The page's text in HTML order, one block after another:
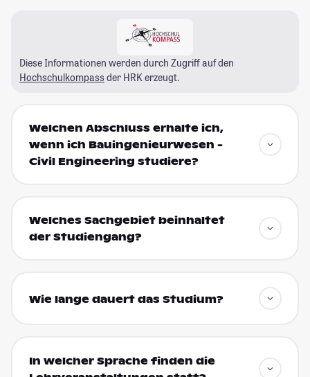
Diese Informationen werden durch Zugriff auf den
Hochschulkompass der HRK erzeugt.
Welchen Abschluss erhalte ich,
wenn ich Bauingenieurwesen -
Civil Engineering studiere?
Welches Sachgebiet beinhaltet
der Studiengang?
Wie lange dauert das Studium?
In welcher Sprache finden die